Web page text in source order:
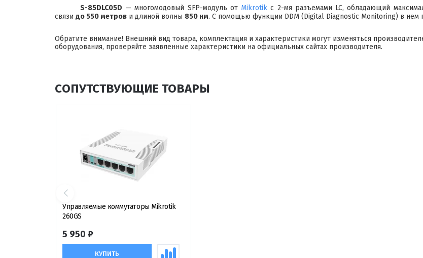
S-85DLC05D — многомодовый SFP-модуль от Mikrotik с 2-мя разъемами LC, обладающий
связи до 550 метров и длиной волны 850 нм. С помощью функции DDM (Digital Diagnostic Monitoring) в нем
Обратите внимание! Внешний вид товара, комплектация и характеристики могут изменяться
оборудования, проверяйте заявленные характеристики на официальных сайтах производителя.
СОПУТСТВУЮЩИЕ ТОВАРЫ
Управляемые коммутаторы Mikrotik
260GS
5 950 ₽
КУПИТЬ